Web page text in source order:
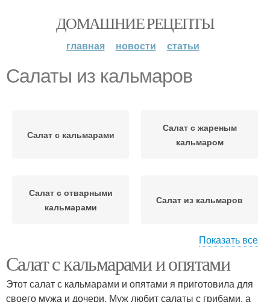
ДОМАШНИЕ РЕЦЕПТЫ
главная новости статьи
Салаты из кальмаров
Салат с кальмарами
Салат с жареным
кальмаром
Салат с отварными
кальмарами
Салат из кальмаров
Кальмары для салата
Показать все
Салат с кальмарами и опятами
Этот салат с кальмарами и опятами я приготовила для
своего мужа и дочери. Муж любит салаты с грибами, а